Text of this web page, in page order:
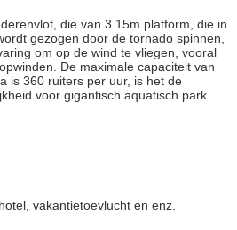
die van 3.15m platform, die in
gezogen door de tornado spinnen,
om op de wind te vliegen, vooral
De maximale capaciteit van
is 360 ruiters per uur, is het de
voor gigantisch aquatisch park.
vakantietoevlucht en enz.